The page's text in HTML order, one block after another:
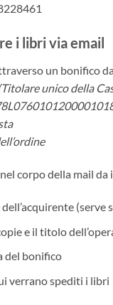
i libri via email
un bonifico
unico della
corpo della mail da
(serve
e il titolo
del bonifico
verrano spediti i libri